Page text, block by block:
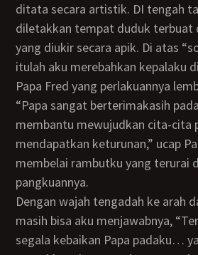
ditata secara artistik. DI tengah
diletakkan tempat duduk terbuat
yang diukir secara apik. Di atas
itulah aku merebahkan kepalaku
Papa Fred yang perlakuannya
“Papa sangat berterimakasih pada Ayu yang telah
membantu mewujudkan cita-cita
mendapatkan keturunan,” ucap
membelai rambutku yang terurai
pangkuannya.
Dengan wajah tengadah ke arah dagu Papa Fred,
masih bisa aku menjawabnya,
segala kebaikan Papa padaku…